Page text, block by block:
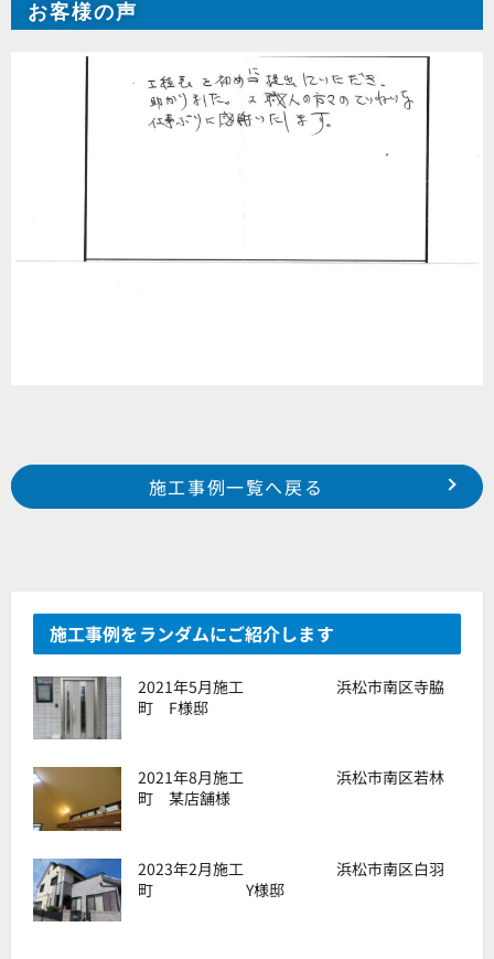
お客様の声
Prev
2019年 11月施工 浜松市東区有玉台 O様邸
施工事例一覧へ戻る
施工事例をランダムにご紹介します
2021年5月施工 浜松市南区寺脇
町 F様邸
2021年8月施工 浜松市南区若林
町 某店舗様
2023年2月施工 浜松市南区白羽
町 Y様邸